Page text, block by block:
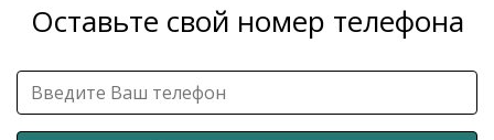
Оставьте свой номер телефона